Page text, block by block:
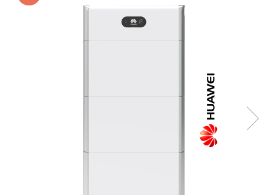
Baterii Industriale
Panouri fotovoltaice si accesorii